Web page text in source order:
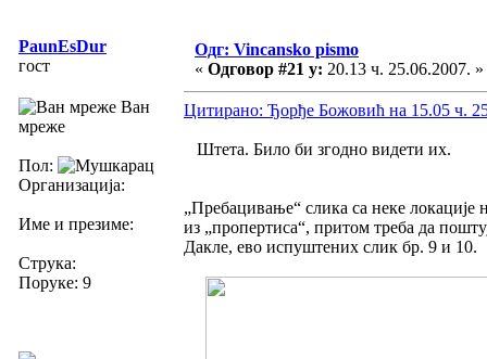
PaunEsDur
гост
Ван
мреже
Пол:
Организација:
Име и презиме:
Струка:
Поруке: 9
Одг: Vincansko pismo
« Одговор #21 у: 20.13 ч. 25.06.2007. »
Цитирано: Ђорђе Божовић на 15.05 ч.
Штета. Било би згодно видети их.
„Пребацивање“ слика са неке
из „пропертиса“, притом треба да
Дакле, ево испуштених слик бр. 9 и 10.